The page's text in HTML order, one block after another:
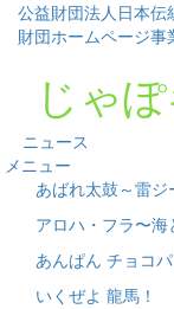
公益財団法人日本伝
財団ホームページ事
じゃ
ニュース
メニュー
あばれ太鼓～雷ジ
アロハ・フラ〜海
あんぱん チョコ
いくぜよ 龍馬！